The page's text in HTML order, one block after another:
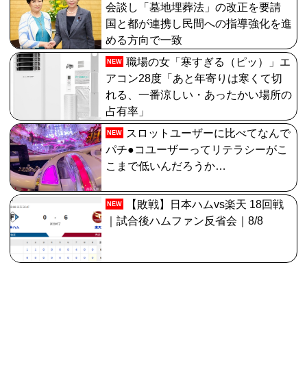
すぎる・・・
【FGO】ジャンヌ系にラクシュミーは含まれますか？W
ジル・ド・レェ強化みんなの反応まとめ
会談し「墓地埋葬法」の改正を要請
国と都が連携し民間への指導強化を進
める方向で一致
NEW 職場の女「寒すぎる（ピッ）」エ
アコン28度「あと年寄りは寒くて切
れる、一番涼しい・あったかい場所の
占有率」
NEW
スロットユーザーに比べてなんで
パチ●コユーザーってリテラシーがこ
こまで低いんだろうか…
NEW
【敗戦】日本ハムvs楽天 18回戦
｜試合後ハムファン反省会｜8/8